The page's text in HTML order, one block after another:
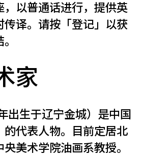
，以普通话进行，提供英
传译。请按「登记」以获
家
出生于辽宁金城）是中国
的代表人物。目前定居北
美术学院油画系教授。